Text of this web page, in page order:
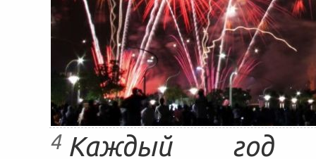
4 Каждый год